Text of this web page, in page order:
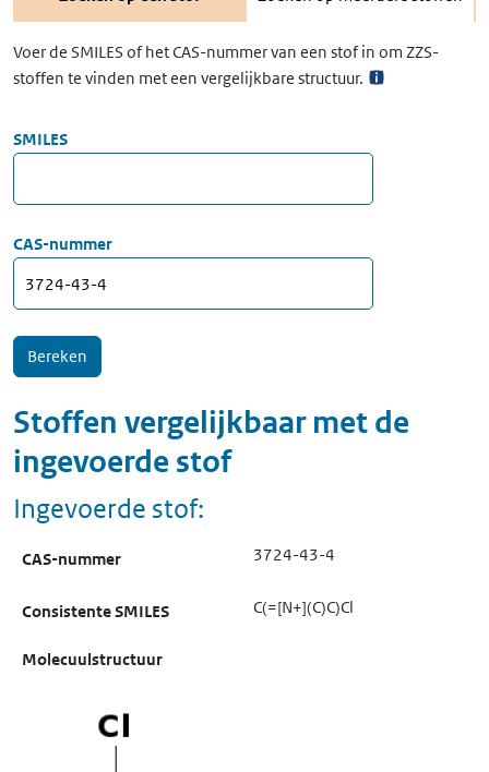
Voer de SMILES of het CAS-nummer van een stof in om ZZS-
stoffen te vinden met een vergelijkbare structuur.
SMILES
CAS-nummer
Stoffen vergelijkbaar met de
ingevoerde stof
Ingevoerde stof:
CAS-nummer 3724-43-4
Consistente SMILES C(=[N+](C)C)Cl
Molecuulstructuur